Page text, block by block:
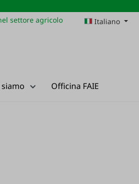
settore agricolo Italiano
lista dei desideri
siamo Officina FAIE